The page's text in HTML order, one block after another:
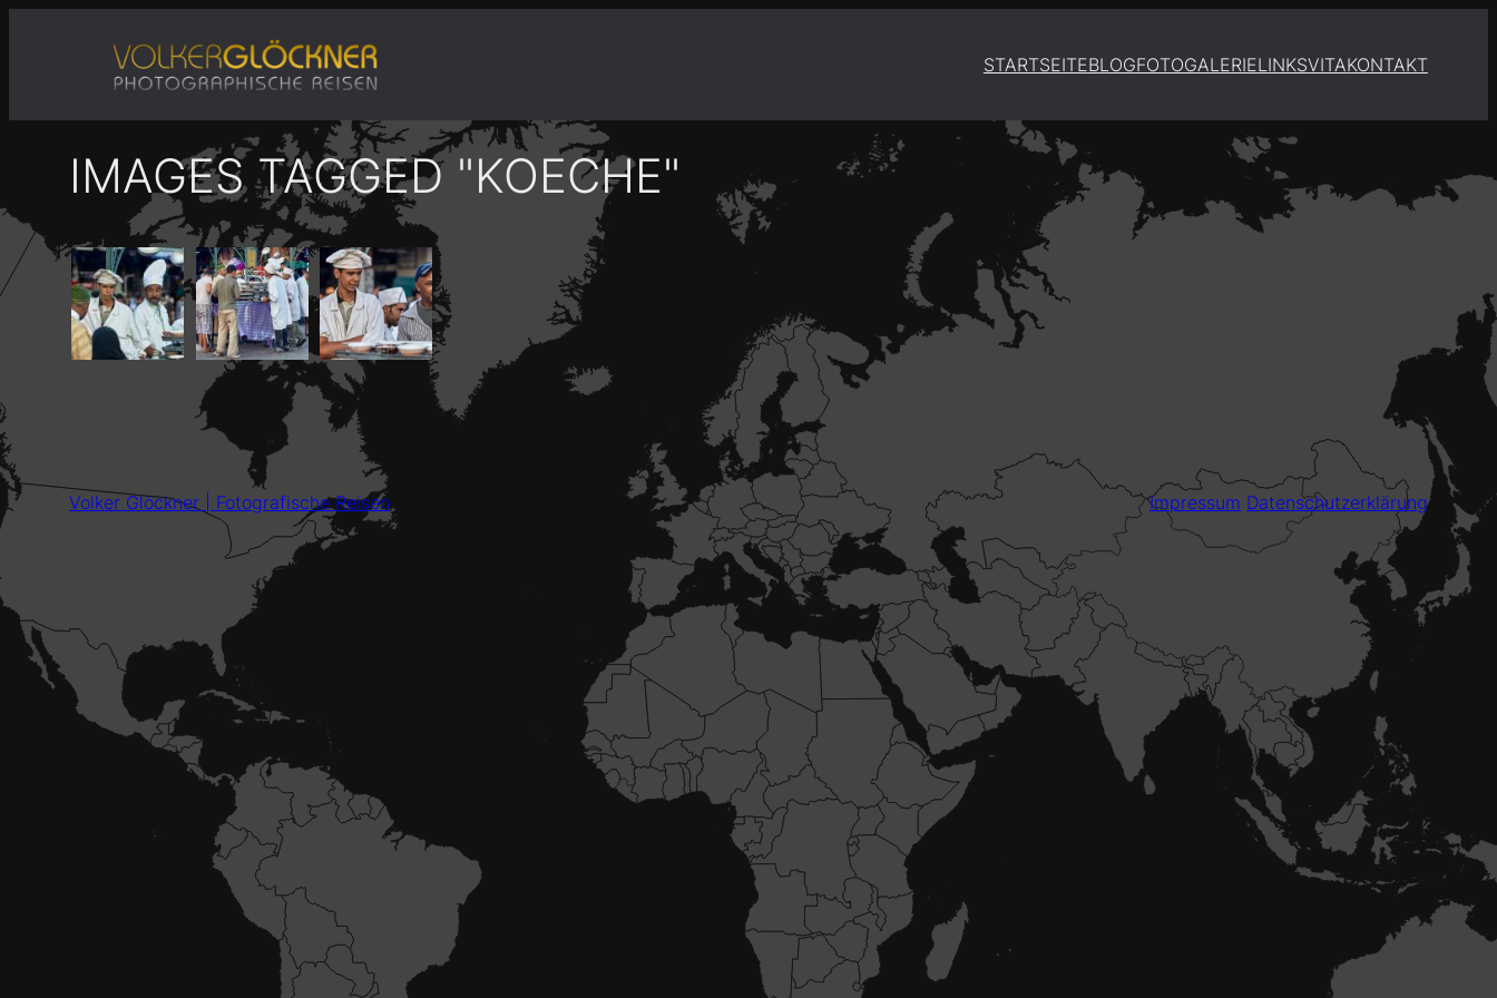
STARTSEITEBLOGFOTOGALERIELINKSVITAKONTAKT
IMAGES TAGGED "KOECHE"
Volker Glöckner | Fotografische Reisen Impressum Datenschutzerklärung